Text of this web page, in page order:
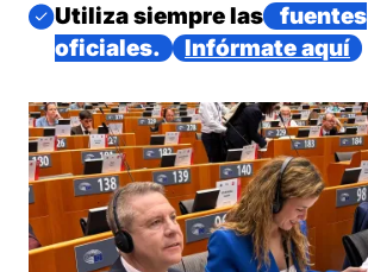
Imagen
Utiliza siempre las
fuentes
oficiales.
Infórmate aquí